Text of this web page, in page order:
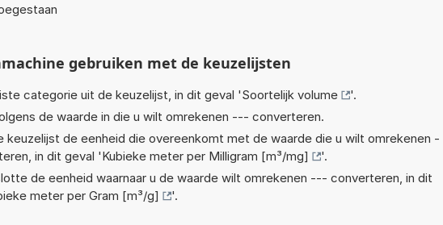
gebruiken met de keuzelijsten
categorie uit de keuzelijst, in dit geval 'Soortelijk volume
'.
de waarde in die u wilt omrekenen --- converteren.
keuzelijst de eenheid die overeenkomt met de waarde die u wilt omrekenen -
in dit geval 'Kubieke meter per Milligram [m³/mg]
'.
de eenheid waarnaar u de waarde wilt omrekenen --- converteren, in dit
meter per Gram [m³/g] '.